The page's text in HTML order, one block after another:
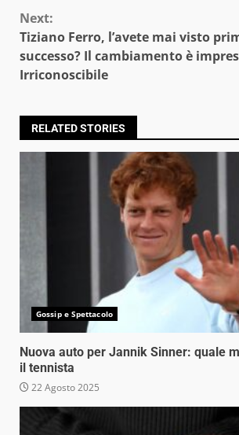
Next:
Tiziano Ferro, l’avete mai visto
successo? Il cambiamento è
Irriconoscibile
RELATED STORIES
Gossip e Spettacolo
Nuova auto per Jannik Sinner: quale
il tennista
22 Agosto 2025